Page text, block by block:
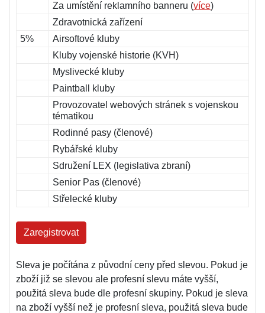
Za umístění reklamního banneru (více)
Zdravotnická zařízení
5%
Airsoftové kluby
Kluby vojenské historie (KVH)
Myslivecké kluby
Paintball kluby
Provozovatel webových stránek s vojenskou
tématikou
Rodinné pasy (členové)
Rybářské kluby
Sdružení LEX (legislativa zbraní)
Senior Pas (členové)
Střelecké kluby
Zaregistrovat
Sleva je počítána z původní ceny před slevou. Pokud je
zboží již se slevou ale profesní slevu máte vyšší,
použitá sleva bude dle profesní skupiny. Pokud je sleva
na zboží vyšší než je profesní sleva, použitá sleva bude